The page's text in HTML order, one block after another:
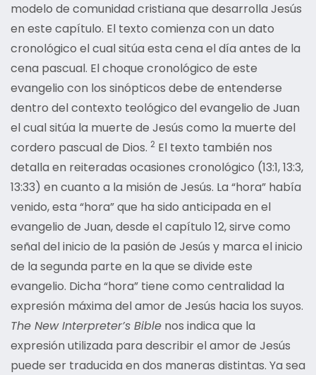
modelo de comunidad cristiana que desarrolla Jesús
en este capítulo. El texto comienza con un dato
cronológico el cual sitúa esta cena el día antes de la
cena pascual. El choque cronológico de este
evangelio con los sinópticos debe de entenderse
dentro del contexto teológico del evangelio de Juan
el cual sitúa la muerte de Jesús como la muerte del
cordero pascual de Dios. 2 El texto también nos
detalla en reiteradas ocasiones cronológico (13:1, 13:3,
13:33) en cuanto a la misión de Jesús. La “hora” había
venido, esta “hora” que ha sido anticipada en el
evangelio de Juan, desde el capítulo 12, sirve como
señal del inicio de la pasión de Jesús y marca el inicio
de la segunda parte en la que se divide este
evangelio. Dicha “hora” tiene como centralidad la
expresión máxima del amor de Jesús hacia los suyos.
The New Interpreter’s Bible nos indica que la
expresión utilizada para describir el amor de Jesús
puede ser traducida en dos maneras distintas. Ya sea